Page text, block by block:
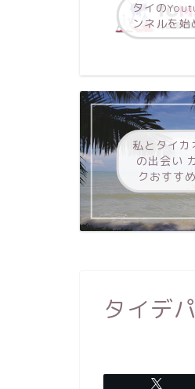
タイの
ンネルを始
私とタイカ
の出会い
クおすす
タイデ